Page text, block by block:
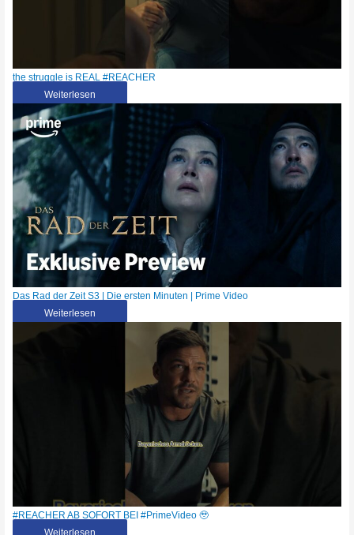
the struggle is REAL #REACHER
Weiterlesen
Das Rad der Zeit S3 | Die ersten Minuten | Prime Video
Weiterlesen
#REACHER AB SOFORT BEI #PrimeVideo 🥹
Weiterlesen